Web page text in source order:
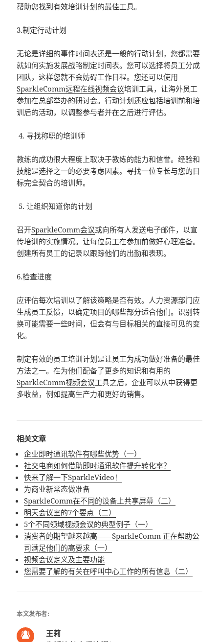
帮助您找到有效培训计划的最佳工具。
3.制定行动计划
无论是详细的事件时间表还是一般的行动计划，您都需要
就如何实施发展战略制定时间表。您可以选择将员工分成
团队，这样您就不会妨碍工作日程。您还可以使用
SparkleComm远程在线视频会议培训工具，让海外员工
参加在总部举办的研讨会。行动计划还应包括培训前和培
训后的活动，以调整参与者并在之后进行评估。
寻找称职的培训师
教练的成功很大程度上取决于教练的能力和信誉。经验和
技能是选择之一的必要考虑因素。寻找一位专长与您的目
标完全契合的培训师。
让组织知道你的计划
召开SparkleComm会议或向所有人发送电子邮件，以宣
传培训的实施情况。让每位员工在参加前做好心理准备。
创建所有员工的记录以跟踪他们的出勤和表现。
6.检查进度
应评估每次培训以了解该策略是否有效。人力资源部门应
生成员工反馈，以确定项目的哪些部分适合他们。识别转
换可能需要一些时间，但会有与目标相关的直接可见的变
化。
制定有效的员工培训计划是让员工为成功做好准备的最佳
方法之一。在为他们配备了更多的知识和有用的
SparkleComm视频会议工具之后，企业可以从中获得更
多收益，例如提高生产力和更好的销售。
相关文章
企业即时通讯软件有哪些优势（一）
社交电商如何借助即时通讯软件提升转化率？
快来了解一下SparkleVideo！
为商业新常态做准备
SparkleComm在不同的设备上共享屏幕（二）
明天会议室的7个要点（二）
5个不同领域视频会议的典型例子（一）
消费者的期望越来越高——SparkleComm 正在帮助公
司满足他们的高要求（一）
视频会议定义及主要功能
您需要了解的有关在呼叫中心工作的所有信息（二）
本文发布者:
王莉